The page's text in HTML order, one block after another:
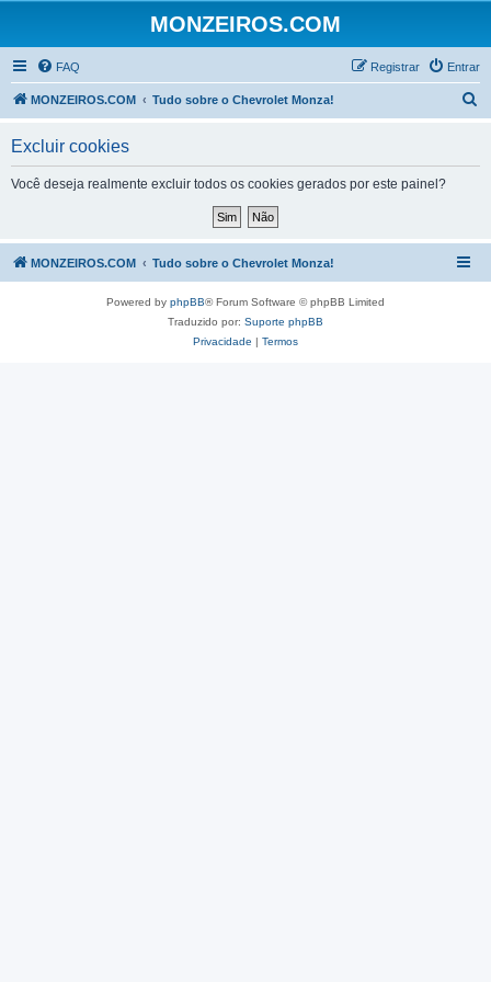
MONZEIROS.COM
FAQ Entrar
Registrar
MONZEIROS.COM Tudo sobre o Chevrolet Monza!
a
Excluir cookies
Você deseja realmente excluir todos os cookies gerados por este painel?
MONZEIROS.COM Tudo sobre o Chevrolet Monza!
Powered by phpBB® Forum Software © phpBB Limited
Traduzido por: Suporte phpBB
Privacidade | Termos